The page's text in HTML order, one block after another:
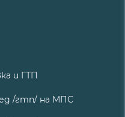
и ГТП
/гтп/ на МПС